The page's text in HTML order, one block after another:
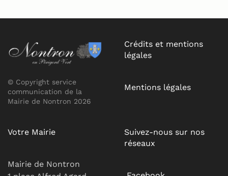
© Copyright service
communication de la
Mairie de Nontron 2026
Crédits et mentions
légales
Mentions légales
Votre Mairie
Mairie de Nontron
Suivez-nous sur nos
réseaux